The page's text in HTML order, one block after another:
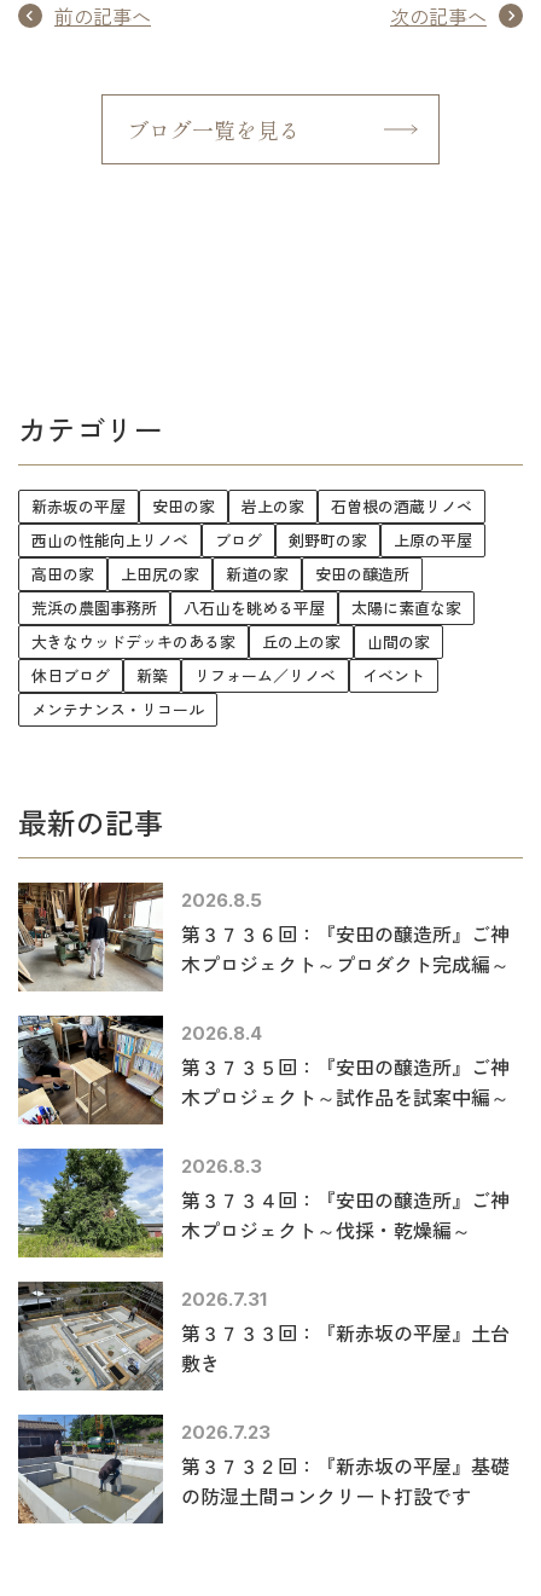
前の記事へ 次の記事へ
ブログ一覧を見る
カテゴリー
新赤坂の平屋 安田の家 岩上の家
石曽根の酒蔵リノベ
西山の性能向上リノベ
ブログ 剣野町の家
上原の平屋
高田の家
上田尻の家 新道の家
安田の醸造所
荒浜の農園事務所
八石山を眺める平屋
太陽に素直な家
大きなウッドデッキのある家
丘の上の家
山間の家
休日ブログ
新築 リフォーム／リノベ
イベント
メンテナンス・リコール
最新の記事
2026.8.5
第３７３６回：『安田の醸造所』ご神
木プロジェクト～プロダクト完成編～
2026.8.4
第３７３５回：『安田の醸造所』ご神
木プロジェクト～試作品を試案中編～
2026.8.3
第３７３４回：『安田の醸造所』ご神
木プロジェクト～伐採・乾燥編～
2026.7.31
第３７３３回：『新赤坂の平屋』土台
敷き
2026.7.23
第３７３２回：『新赤坂の平屋』基礎
の防湿土間コンクリート打設です